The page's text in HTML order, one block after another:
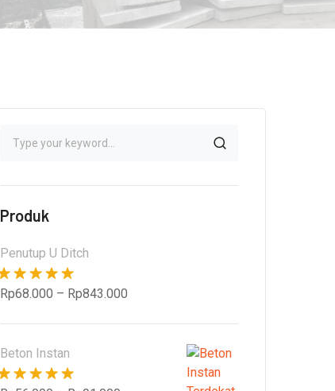
Produk
Penutup U Ditch
Dinilai5.00
Rp68.000 – Rp843.000
Beton Instan